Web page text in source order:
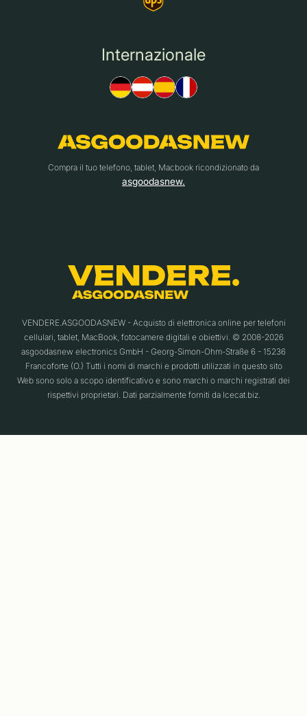
Internazionale
Compra il tuo telefono, tablet, Macbook ricondizionato da
asgoodasnew.
VENDERE.ASGOODASNEW - Acquisto di elettronica online per telefoni
cellulari, tablet, MacBook, fotocamere digitali e obiettivi. © 2008-2026
asgoodasnew electronics GmbH - Georg-Simon-Ohm-Straße 6 - 15236
Francoforte (O.) Tutti i nomi di marchi e prodotti utilizzati in questo sito
Web sono solo a scopo identificativo e sono marchi o marchi registrati dei
rispettivi proprietari. Dati parzialmente forniti da Icecat.biz.